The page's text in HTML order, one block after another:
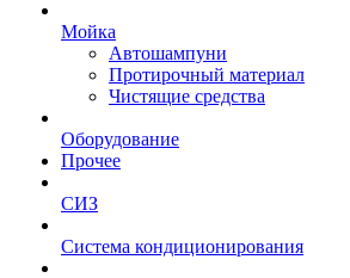
Мойка
Автошампуни
Протирочный материал
Чистящие средства
Оборудование
Прочее
СИЗ
Система кондиционирования